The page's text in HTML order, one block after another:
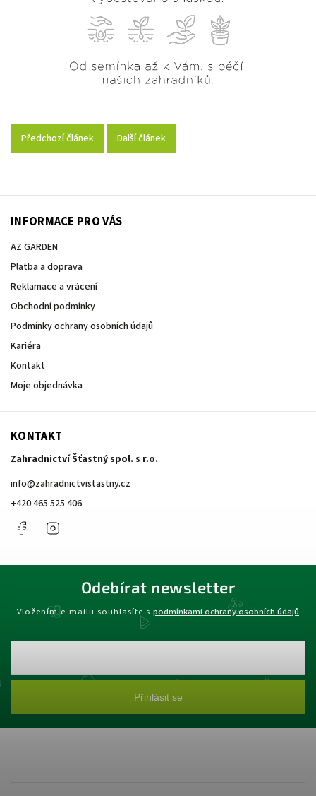
Předchozí článek Další článek
INFORMACE PRO VÁS
AZ GARDEN
Platba a doprava
Reklamace a vrácení
Obchodní podmínky
Podmínky ochrany osobních údajů
Kariéra
Kontakt
Moje objednávka
KONTAKT
Zahradnictví Šťastný spol. s r.o.
info@zahradnictvistastny.cz
+420 465 525 406
Facebook
Odebírat newsletter
Vložením e-mailu souhlasíte s podmínkami ochrany osobních údajů
Přihlásit se